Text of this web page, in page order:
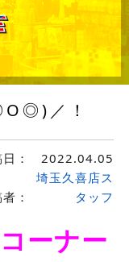
／！
： 2022.04.05
：
埼玉久喜店ス
タッフ
ーナー